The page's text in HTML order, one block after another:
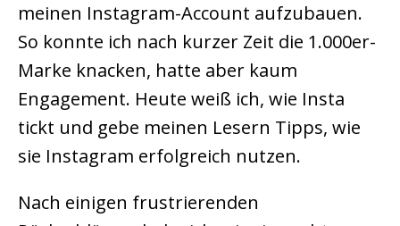
meinen Instagram-Account aufzubauen.
So konnte ich nach kurzer Zeit die 1.000er-
Marke knacken, hatte aber kaum
Engagement. Heute weiß ich, wie Insta
tickt und gebe meinen Lesern Tipps, wie
sie Instagram erfolgreich nutzen.
Nach einigen frustrierenden